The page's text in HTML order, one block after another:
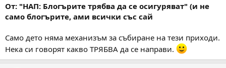
От: "НАП: Блогърите трябва да се осигуряват" (и не
само блогърите, ами всички със сай
Само дето няма механизъм за събиране на тези приходи.
Нека си говорят какво ТРЯБВА да се направи.